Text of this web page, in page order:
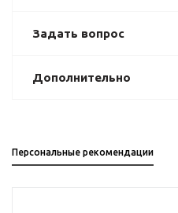
Задать вопрос
Дополнительно
Персональные рекомендации